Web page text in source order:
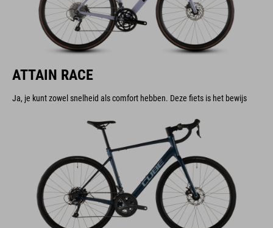
ATTAIN RACE
Ja, je kunt zowel snelheid als comfort hebben. Deze fiets is het bewijs